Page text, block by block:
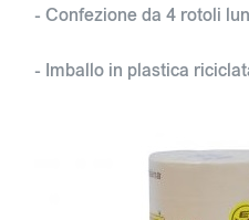
- Confezione da 4 rotoli
- Imballo in plastica